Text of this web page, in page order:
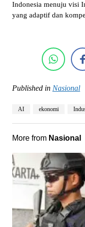
Indonesia menuju visi
yang adaptif dan
Published in Nasional
AI ekonomi
More from Nasional